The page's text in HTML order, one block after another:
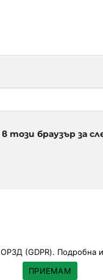
този браузър за
PARK BOBY & KELLY
ОПТИМА БИЗНЕС
(GDPR).
ПРИЕМАМ